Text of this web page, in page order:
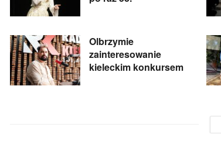
Olbrzymie
zainteresowanie
kieleckim konkursem